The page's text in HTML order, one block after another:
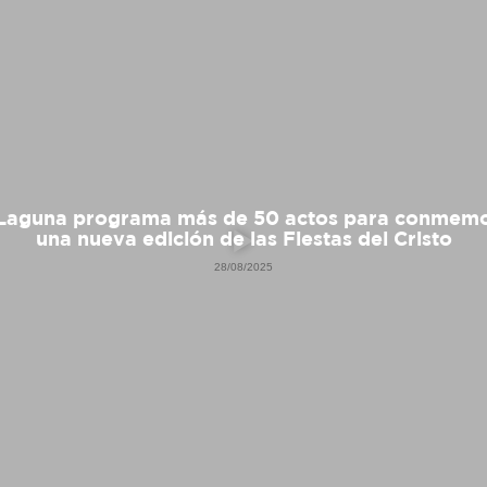
programa más de 50 actos para
una nueva edición de las Fiestas del Cristo
28/08/2025